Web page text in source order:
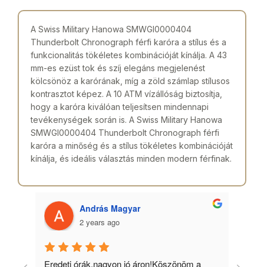
A Swiss Military Hanowa SMWGI0000404
Thunderbolt Chronograph férfi karóra a stílus és a
funkcionalitás tökéletes kombinációját kínálja. A 43
mm-es ezüst tok és szíj elegáns megjelenést
kölcsönöz a karórának, míg a zöld számlap stílusos
kontrasztot képez. A 10 ATM vízállóság biztosítja,
hogy a karóra kiválóan teljesítsen mindennapi
tevékenységek során is. A Swiss Military Hanowa
SMWGI0000404 Thunderbolt Chronograph férfi
karóra a minőség és a stílus tökéletes kombinációját
kínálja, és ideális választás minden modern férfinak.
András Magyar
2 years ago
Eredeti órák,nagyon jó áron!Köszönöm a